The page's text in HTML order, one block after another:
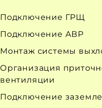
Подключение ГРЩ
Подключение АВР
Монтаж системы
Организация
вентиляции
Подключение